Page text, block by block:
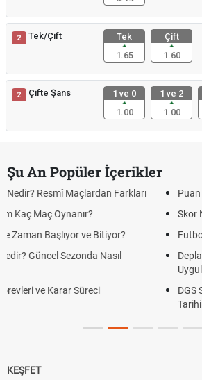
2 Tek/Çift
Tek
1.65
Çift
1.60
2 Çifte Şans
1 ve 0
1.00
1 ve 2
1.00
Şu An Popüler İçerikler
Puan Durumunda AG, OM ve Diğer
Skor Ne Demek? Sporda Skor ve Sonuç
Futbol Nasıl Oynanır? Temel Futbol
Deplasman Golü Kuralı Nedir? Hangi
DGS Sonuçları Ne Zaman Açıklanacak
KEŞFET